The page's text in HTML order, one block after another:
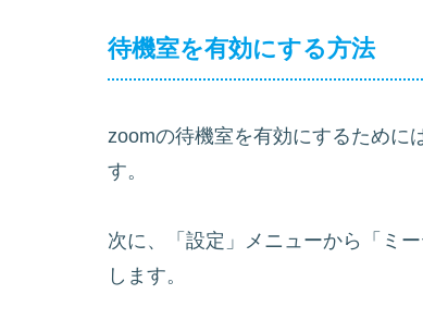
待機室を有効にする方法
zoomの待機室を有効にするために
す。
次に、「設定」メニューから「ミ
します。